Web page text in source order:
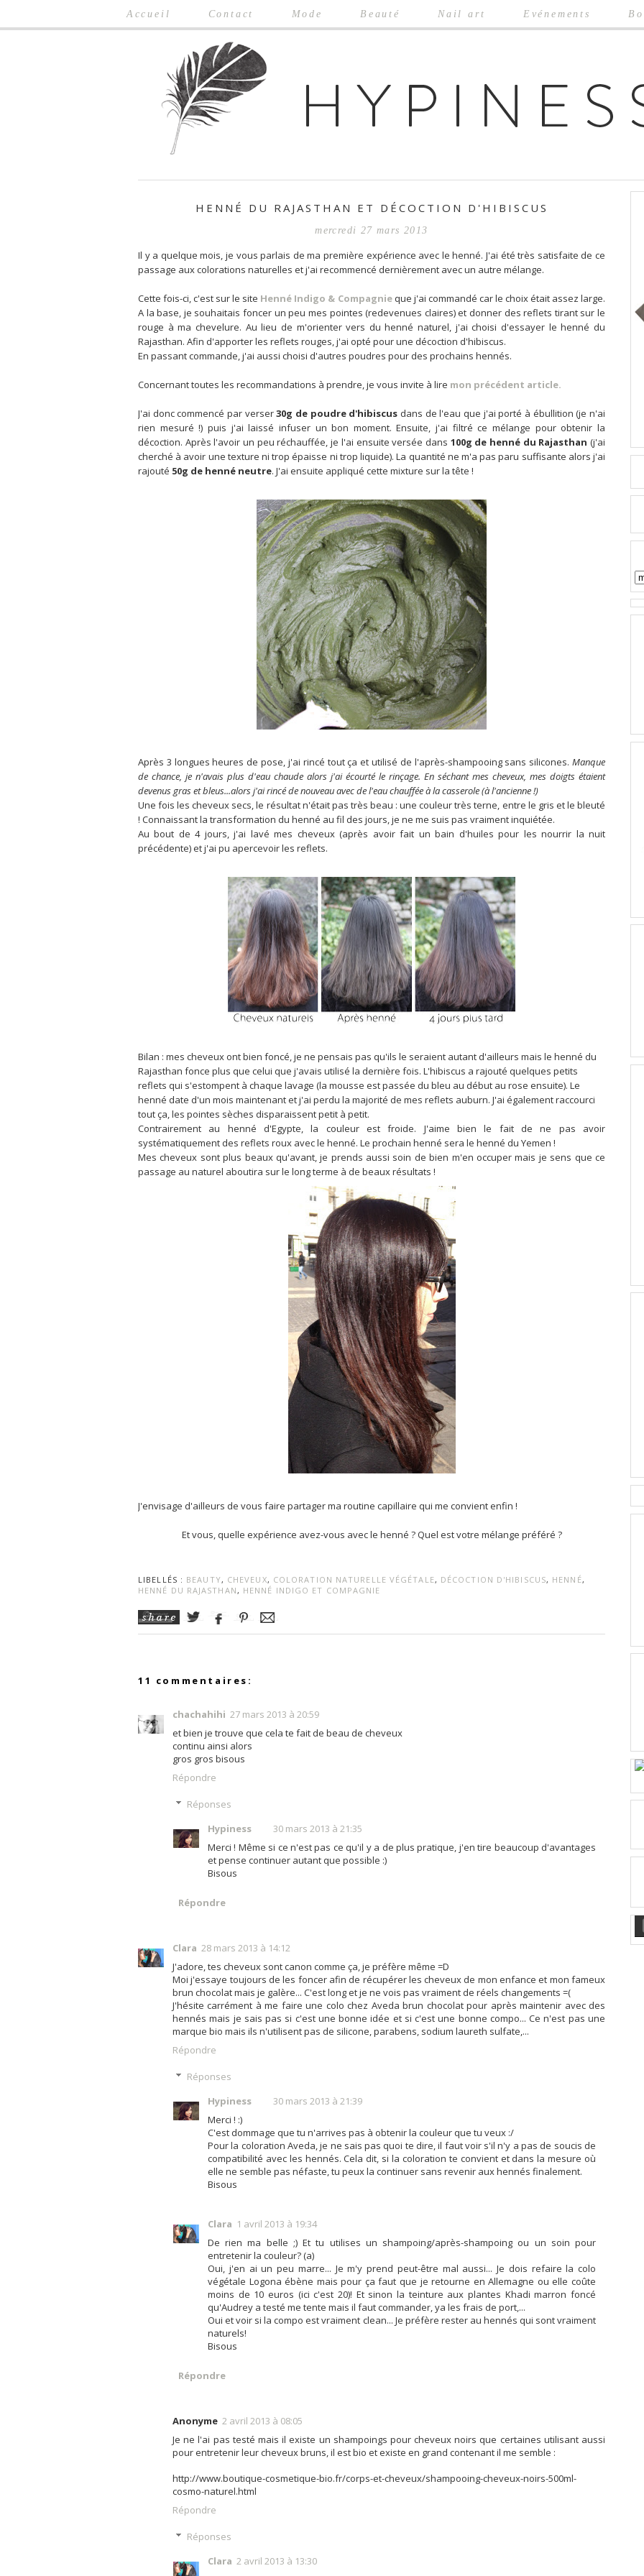
Accueil Contact Mode Beauté Nail art Evénements
HENNÉ DU RAJASTHAN ET DÉCOCTION D'HIBISCUS
mercredi 27 mars 2013
Il y a quelque mois, je vous parlais de ma première expérience avec le henné. J'ai été très satisfaite de ce
passage aux colorations naturelles et j'ai recommencé dernièrement avec un autre mélange.
Cette fois-ci, c'est sur le site Henné Indigo & Compagnieque j'ai commandé car le choix était assez large.
A la base, je souhaitais foncer un peu mes pointes (redevenues claires) et donner des reflets tirant sur le
rouge à ma chevelure. Au lieu de m'orienter vers du henné naturel, j'ai choisi d'essayer le henné du
Rajasthan. Afin d'apporter les reflets rouges, j'ai opté pour une décoction d'hibiscus.
En passant commande, j'ai aussi choisi d'autres poudres pour des prochains hennés.
Concernant toutes les recommandations à prendre, je vous invite à lire mon précédent article.
J'ai donc commencé par verser30g de poudre d'hibiscus dans de l'eau que j'ai porté à ébullition (je n'ai
rien mesuré !) puis j'ai laissé infuser un bon moment. Ensuite, j'ai filtré ce mélange pour obtenir la
décoction. Après l'avoir un peu réchauffée, je l'ai ensuite versée dans 100g de henné du Rajasthan (j'ai
cherché à avoir une texture ni trop épaisse ni trop liquide). La quantité ne m'a pas paru suffisante alors j'ai
rajouté 50g de henné neutre. J'ai ensuite appliqué cette mixture sur la tête !
Après 3 longues heures de pose, j'ai rincé tout ça et utilisé de l'après-shampooing sans silicones. Manque
de chance, je n'avais plus d'eau chaude alors j'ai écourté le rinçage. En séchant mes cheveux, mes doigts étaient
devenus gras et bleus...alors j'ai rincé de nouveau avec de l'eau chauffée à la casserole (à l'ancienne !)
Une fois les cheveux secs, le résultat n'était pas très beau : une couleur très terne, entre le gris et le bleuté
! Connaissant la transformation du henné au fil des jours, je ne me suis pas vraiment inquiétée.
Au bout de 4 jours, j'ai lavé mes cheveux (après avoir fait un bain d'huiles pour les nourrir la nuit
précédente) et j'ai pu apercevoir les reflets.
Bilan : mes cheveux ont bien foncé, je ne pensais pas qu'ils le seraient autant d'ailleurs mais le henné du
Rajasthan fonce plus que celui que j'avais utilisé la dernière fois. L'hibiscus a rajouté quelques petits
reflets qui s'estompent à chaque lavage (la mousse est passée du bleu au début au rose ensuite). Le
henné date d'un mois maintenant et j'ai perdu la majorité de mes reflets auburn. J'ai également raccourci
tout ça, les pointes sèches disparaissent petit à petit.
Contrairement au henné d'Egypte, la couleur est froide. J'aime bien le fait de ne pas avoir
systématiquement des reflets roux avec le henné. Le prochain henné sera le henné du Yemen !
Mes cheveux sont plus beaux qu'avant, je prends aussi soin de bien m'en occuper mais je sens que ce
passage au naturel aboutira sur le long terme à de beaux résultats !
J'envisage d'ailleurs de vous faire partager ma routine capillaire qui me convient enfin !
Et vous, quelle expérience avez-vous avec le henné ? Quel est votre mélange préféré ?
LIBELLÉS : BEAUTY, CHEVEUX, COLORATION NATURELLE VÉGÉTALE, DÉCOCTION D'HIBISCUS, HENNÉ,
HENNÉ DU RAJASTHAN , HENNÉ INDIGO ET COMPAGNIE
11 commentaires:
chachahihi 27 mars 2013 à 20:59
et bien je trouve que cela te fait de beau de cheveux
continu ainsi alors
gros gros bisous
Répondre
Réponses
Hypiness
30 mars 2013 à 21:35
Merci ! Même si ce n'est pas ce qu'il y a de plus pratique, j'en tire beaucoup d'avantages
et pense continuer autant que possible :)
Bisous
Répondre
Clara 28 mars 2013 à 14:12
J'adore, tes cheveux sont canon comme ça, je préfère même =D
Moi j'essaye toujours de les foncer afin de récupérer les cheveux de mon enfance et mon fameux
brun chocolat mais je galère... C'est long et je ne vois pas vraiment de réels changements =(
J'hésite carrément à me faire une colo chez Aveda brun chocolat pour après maintenir avec des
hennés mais je sais pas si c'est une bonne idée et si c'est une bonne compo... Ce n'est pas une
marque bio mais ils n'utilisent pas de silicone, parabens, sodium laureth sulfate,...
Répondre
Réponses
Hypiness
30 mars 2013 à 21:39
Merci ! :)
C'est dommage que tu n'arrives pas à obtenir la couleur que tu veux :/
Pour la coloration Aveda, je ne sais pas quoi te dire, il faut voir s'il n'y a pas de soucis de
compatibilité avec les hennés. Cela dit, si la coloration te convient et dans la mesure où
elle ne semble pas néfaste, tu peux la continuer sans revenir aux hennés finalement.
Bisous
Clara 1 avril 2013 à 19:34
De rien ma belle ;) Et tu utilises un shampoing/après-shampoing ou un soin pour
entretenir la couleur? (a)
Oui, j'en ai un peu marre... Je m'y prend peut-être mal aussi... Je dois refaire la colo
végétale Logona ébène mais pour ça faut que je retourne en Allemagne ou elle coûte
moins de 10 euros (ici c'est 20)! Et sinon la teinture aux plantes Khadi marron foncé
qu'Audrey a testé me tente mais il faut commander, ya les frais de port,...
Oui et voir si la compo est vraiment clean... Je préfère rester au hennés qui sont vraiment
naturels!
Bisous
Répondre
Anonyme 2 avril 2013 à 08:05
Je ne l'ai pas testé mais il existe un shampoings pour cheveux noirs que certaines utilisant aussi
pour entretenir leur cheveux bruns, il est bio et existe en grand contenant il me semble :
http://www.boutique-cosmetique-bio.fr/corps-et-cheveux/shampooing-cheveux-noirs-500ml-
cosmo-naturel.html
Répondre
Réponses
Clara 2 avril 2013 à 13:30